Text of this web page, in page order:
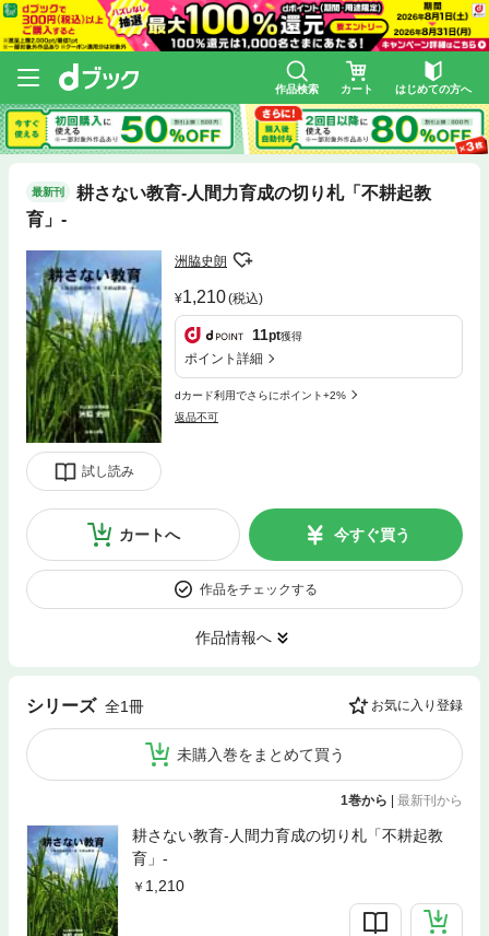
作品検索 カート はじめての方へ
最新刊
耕さない教育-人間力育成の切り札「不耕起教
育」-
試し読み
洲脇史朗
1,210(税込)
11pt獲得
ポイント詳細
dカード利用でさらにポイント+2%
返品不可
カートへ 今すぐ買う
作品をチェックする
作品情報へ
シリーズ 全1冊 お気に入り登録
未購入巻をまとめて買う
1巻から 最新刊から
耕さない教育-人間力育成の切り札「不耕起教
育」-
1,210